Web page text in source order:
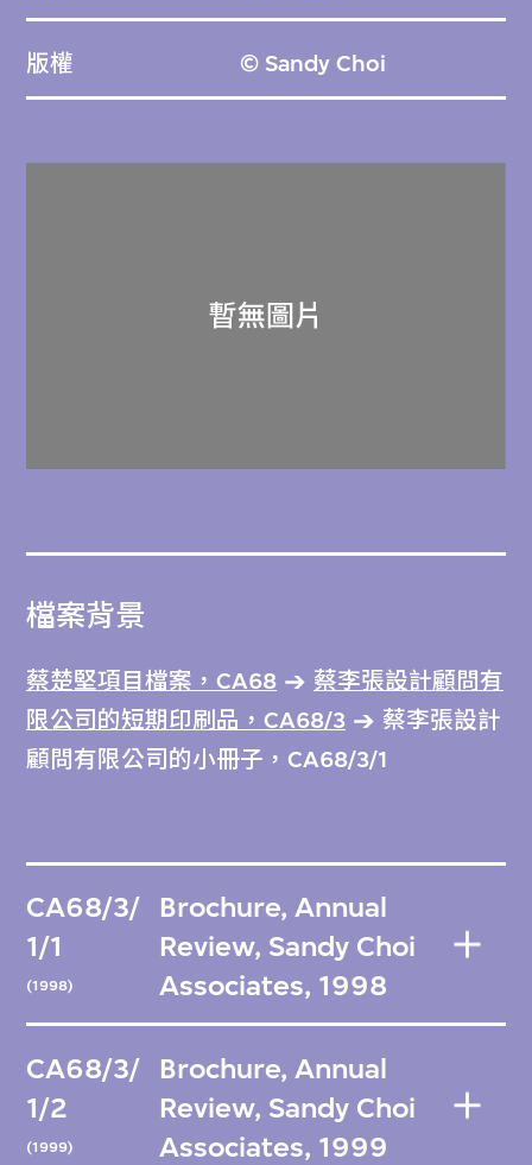
版權 © Sandy Choi
檔案背景
蔡楚堅項目檔案，CA68
蔡李張設計顧問有
限公司的短期印刷品，CA68/3
蔡李張設計
顧問有限公司的小冊子，CA68/3/1
CA68/3/
1/1
(1998)
Brochure, Annual
Review, Sandy Choi
Associates, 1998
CA68/3/
1/2
(1999)
Brochure, Annual
Review, Sandy Choi
Associates, 1999